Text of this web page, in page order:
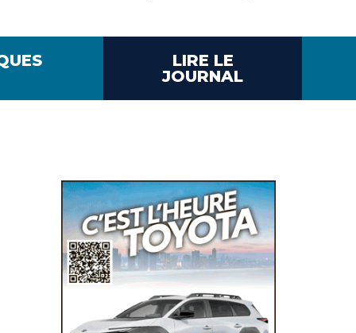
LIRE LE
JOURNAL